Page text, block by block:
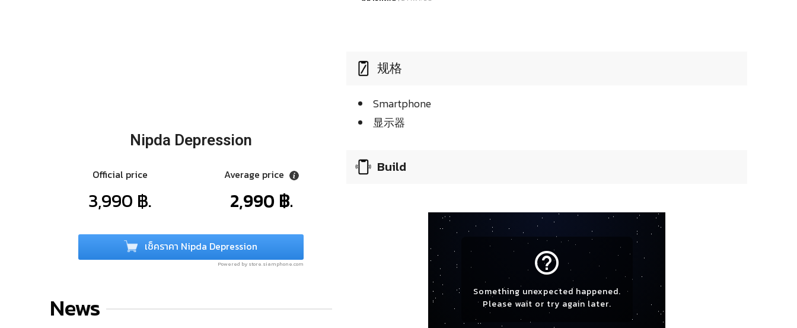
Nipda Depression
Official price
3,990 ฿.
Average price
2,990 ฿.
เช็คราคา Nipda Depression
Powered by store.siamphone.com
News
规格
Smartphone
显示器
Build
help_outline
Something unexpected happened.
Please wait or try again later.